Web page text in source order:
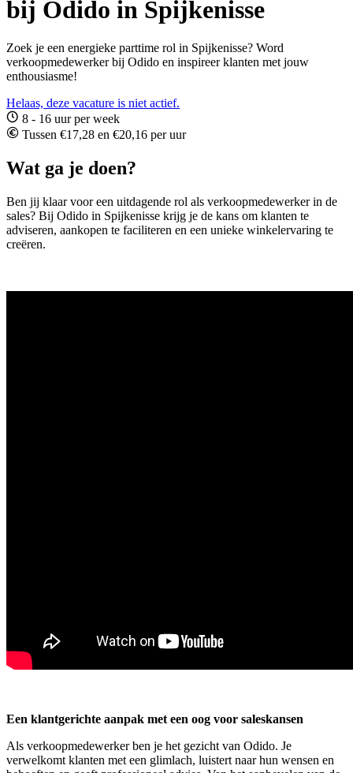
bij Odido in Spijkenisse
Zoek je een energieke parttime rol in Spijkenisse? Word
verkoopmedewerker bij Odido en inspireer klanten met jouw
enthousiasme!
Helaas, deze vacature is niet actief.
8 - 16 uur per week
Tussen €17,28 en €20,16 per uur
Wat ga je doen?
Ben jij klaar voor een uitdagende rol als verkoopmedewerker in de
sales? Bij Odido in Spijkenisse krijg je de kans om klanten te
adviseren, aankopen te faciliteren en een unieke winkelervaring te
creëren.
Een klantgerichte aanpak met een oog voor saleskansen
Als verkoopmedewerker ben je het gezicht van Odido. Je
verwelkomt klanten met een glimlach, luistert naar hun wensen en